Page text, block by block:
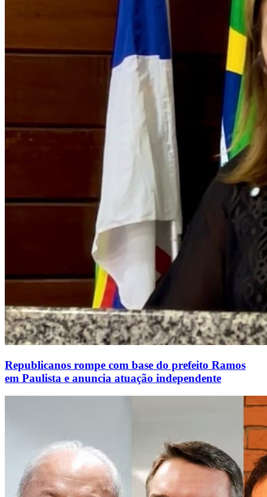
Republicanos rompe com base do prefeito Ramos
em Paulista e anuncia atuação independente